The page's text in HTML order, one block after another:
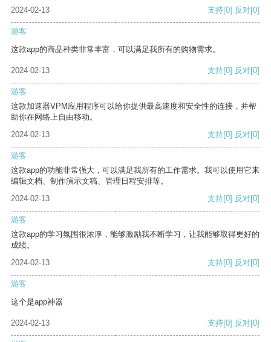
2024-02-13 支持[0] 反对[0]
游客
这款app的商品种类非常丰富，可以满足我所有的购物需求。
2024-02-13 支持[0] 反对[0]
游客
这款加速器VPM应用程序可以给你提供最高速度和安全性的连接，并帮
助你在网络上自由移动。
2024-02-13
支持[0] 反对[0]
游客
这款app的功能非常强大，可以满足我所有的工作需求。我可以使用它来
编辑文档、制作演示文稿、管理日程安排等。
2024-02-13
支持[0] 反对[0]
游客
这款app的学习氛围很浓厚，能够激励我不断学习，让我能够取得更好的
成绩。
2024-02-13
支持[0] 反对[0]
游客
这个是app神器
2024-02-13 支持[0] 反对[0]